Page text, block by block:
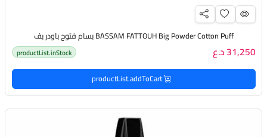
BASSAM FATTOUH Big Powder Cotton Puff بسام فتوح باودر بف
31,250 د.ع productList.inStock
productList.addToCart